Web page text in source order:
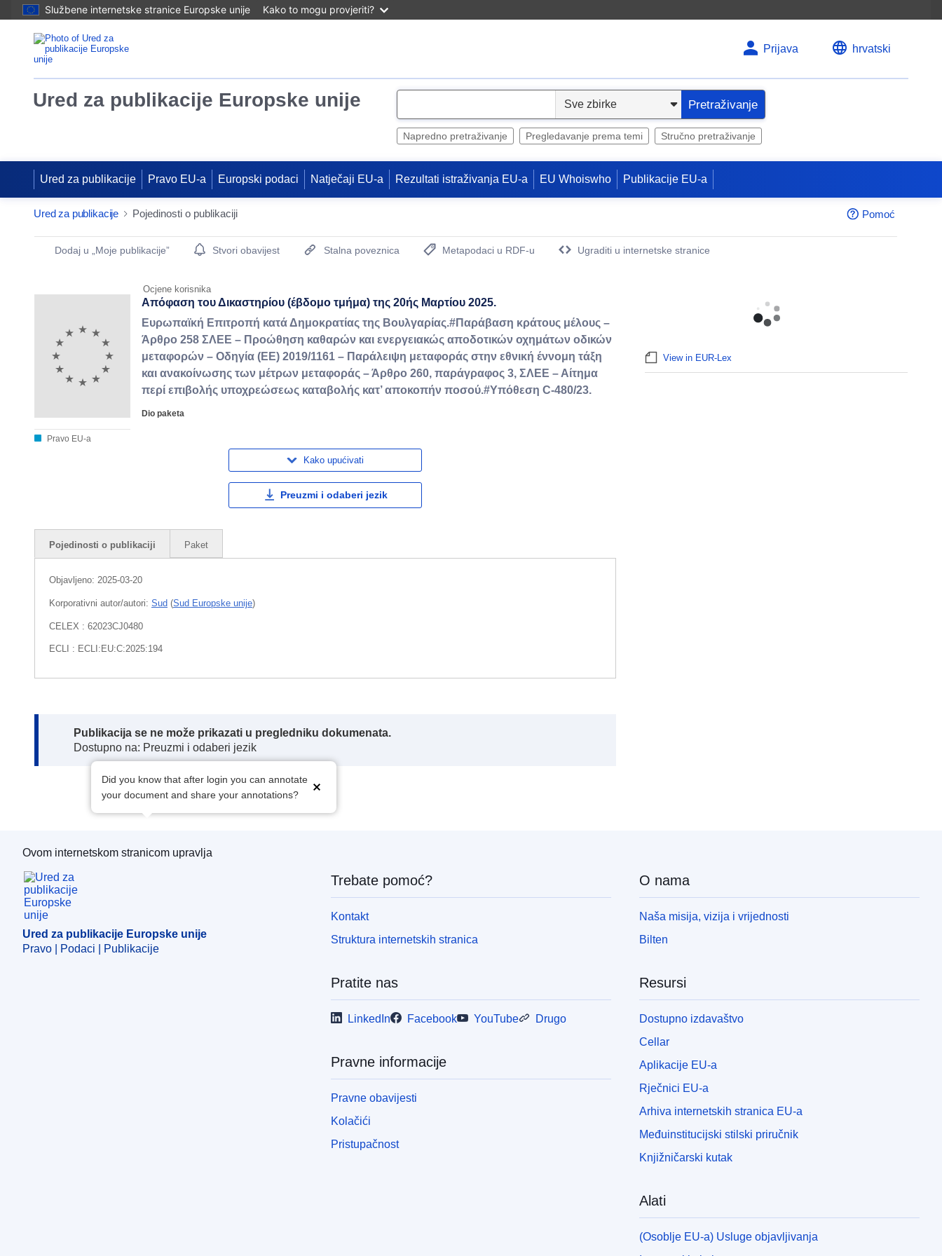
Službene internetske stranice Europske unije Kako to mogu provjeriti?
Prijava hrvatski
Ured za publikacije Europske unije
e
Pretraživanje
Napredno pretraživanje Pregledavanje prema temi Stručno pretraživanje
Ured za publikacije Pravo EU-a Europski podaci Natječaji EU-a Rezultati istraživanja EU-a EU Whoiswho Publikacije EU-a
Ured za publikacije Pojedinosti o publikaciji Pomoć
Publication Detail Actions Portlet
Dodaj u „Moje publikacije” Stvori obavijest Stalna poveznica
Metapodaci u RDF-u
Ugraditi u internetske stranice
Ocjene korisnika
Pravo EU-a
Απόφαση του Δικαστηρίου (έβδομο τμήμα) της 20ής Μαρτίου 2025.
Ευρωπαϊκή Επιτροπή κατά Δημοκρατίας της Βουλγαρίας.#Παράβαση κράτους μέλους –
Άρθρο 258 ΣΛΕΕ – Προώθηση καθαρών και ενεργειακώς αποδοτικών οχημάτων οδικών
μεταφορών – Οδηγία (ΕΕ) 2019/1161 – Παράλειψη μεταφοράς στην εθνική έννομη τάξη
και ανακοίνωσης των μέτρων μεταφοράς – Άρθρο 260, παράγραφος 3, ΣΛΕΕ – Αίτημα
περί επιβολής υποχρεώσεως καταβολής κατ’ αποκοπήν ποσού.#Υπόθεση C-480/23.
Dio paketa
Kako upućivati
Preuzmi i odaberi jezik
Pojedinosti o publikaciji Paket
Objavljeno: 2025-03-20
Korporativni autor/autori: Sud (Sud Europske unije)
CELEX : 62023CJ0480
ECLI : ECLI:EU:C:2025:194
Note:
Publikacija se ne može prikazati u pregledniku dokumenata.
Dostupno na: Preuzmi i odaberi jezik
Did you know that after login you can annotate
your document and share your annotations?
View in EUR-Lex
Ured za publikacije Europske unije
Ovom internetskom stranicom upravlja
Ured za publikacije Europske unije
Pravo | Podaci | Publikacije
Trebate pomoć?
Kontakt
Struktura internetskih stranica
Pratite nas
LinkedIn Facebook YouTube Drugo
Pravne informacije
Pravne obavijesti
Kolačići
Pristupačnost
O nama
Naša misija, vizija i vrijednosti
Bilten
Resursi
Dostupno izdavaštvo
Cellar
Aplikacije EU-a
Rječnici EU-a
Arhiva internetskih stranica EU-a
Međuinstitucijski stilski priručnik
Knjižničarski kutak
Alati
(Osoblje EU-a) Usluge objavljivanja